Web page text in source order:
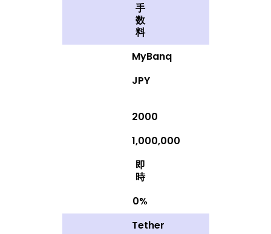
手
数
料
MyBanq
JPY
2000
1,000,000
即
時
0%
Tether